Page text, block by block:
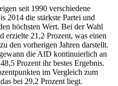
seit 1990 verschiedene
2014 die stärkste Partei und
höchsten Wert. Bei der Wahl
erzielte 21,2 Prozent, was einen
den vorherigen Jahren darstellt.
die AfD kontinuierlich an
Prozent ihr bestes Ergebnis.
im Vergleich zum
bei 29,2 Prozent liegt.